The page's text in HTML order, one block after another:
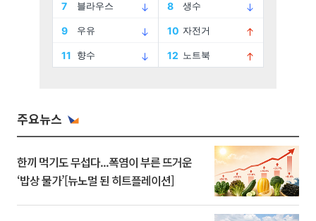
주요뉴스
한끼 먹기도 무섭다...폭염이 부른 뜨거운
‘밥상 물가’[뉴노멀 된 히트플레이션]